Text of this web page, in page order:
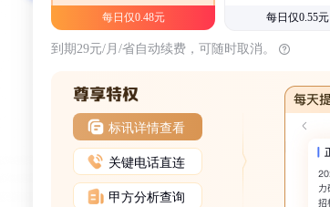
每日仅0.48元 每日仅0.55元
到期29元/月/省自动续费，可随时取消。
标讯详情查看
关键电话直连
甲方分析查询